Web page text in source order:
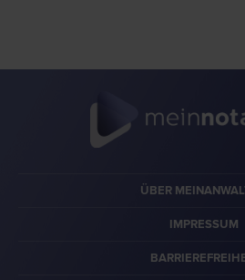
ÜBER
IMPRESSUM